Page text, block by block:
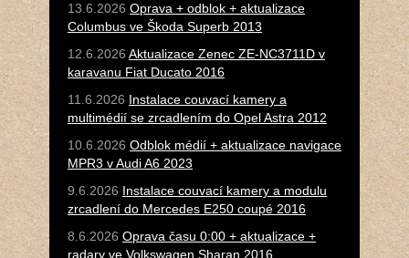
13.6.2026 Oprava + odblok + aktualizace
Columbus ve Škoda Superb 2013
12.6.2026 Aktualizace Zenec ZE-NC3711D v
karavanu Fiat Ducato 2016
11.6.2026 Instalace couvací kamery a
multimédií se zrcadlením do Opel Astra 2012
10.6.2026 Odblok médií + aktualizace navigace
MPR3 v Audi A6 2023
9.6.2026 Instalace couvací kamery a modulu
zrcadlení do Mercedes E250 coupé 2016
8.6.2026 Oprava času 0:00 + aktualizace +
radary ve Volkswagen Sharan 2016